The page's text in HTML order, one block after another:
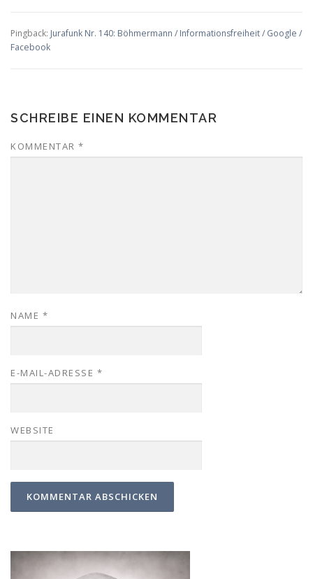
Pingback: Jurafunk Nr. 140: Böhmermann / Informationsfreiheit / Google /
Facebook
SCHREIBE EINEN KOMMENTAR
KOMMENTAR *
NAME *
E-MAIL-ADRESSE *
WEBSITE